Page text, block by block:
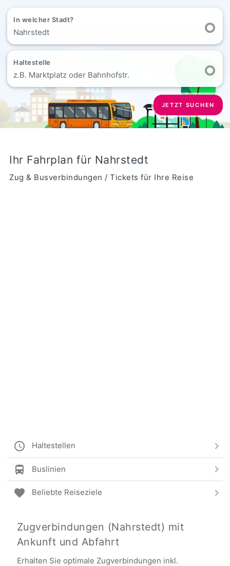
In welcher Stadt?
Nahrstedt
Haltestelle
z.B. Marktplatz oder Bahnhofstr.
JETZT SUCHEN
Ihr Fahrplan für Nahrstedt
Zug & Busverbindungen / Tickets für Ihre Reise
Haltestellen
Buslinien
Beliebte Reiseziele
Zugverbindungen (Nahrstedt) mit
Ankunft und Abfahrt
Erhalten Sie optimale Zugverbindungen inkl.